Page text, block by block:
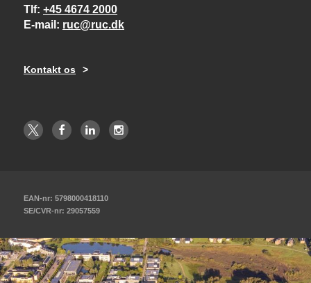
Tlf +45 4674 2000
E-mail
ruc@ruc.dk
Kontakt os
EAN-nr: 5798000418110
SE/CVR-nr: 29057559